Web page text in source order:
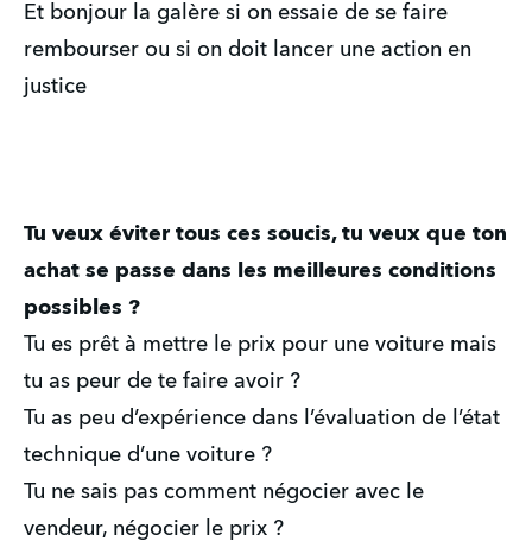
Et bonjour la galère si on essaie de se faire
rembourser ou si on doit lancer une action en
justice
Tu veux éviter tous ces soucis, tu veux que ton
achat se passe dans les meilleures conditions
possibles ?
Tu es prêt à mettre le prix pour une voiture mais
tu as peur de te faire avoir ?
Tu as peu d’expérience dans l’évaluation de l’état
technique d’une voiture ?
Tu ne sais pas comment négocier avec le
vendeur, négocier le prix ?